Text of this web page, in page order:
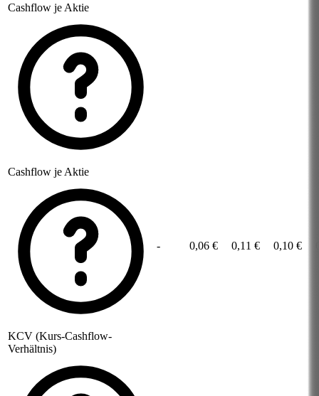
Cashflow je Aktie
Cashflow je Aktie
- 0,06 € 0,11 € 0,10 €
KCV (Kurs-Cashflow-
Verhältnis)